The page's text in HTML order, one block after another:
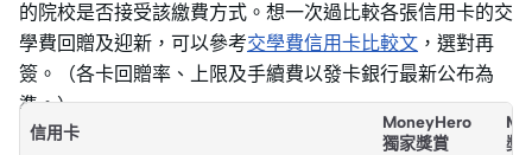
的院校是否接受該繳費方式。想一次過比較各張信用卡的交
學費回贈及迎新，可以參考交學費信用卡比較文 ，選對再
簽。（各卡回贈率、上限及手續費以發卡銀行最新公布為
準。）
信用卡
MoneyHero
獨家獎賞
獎